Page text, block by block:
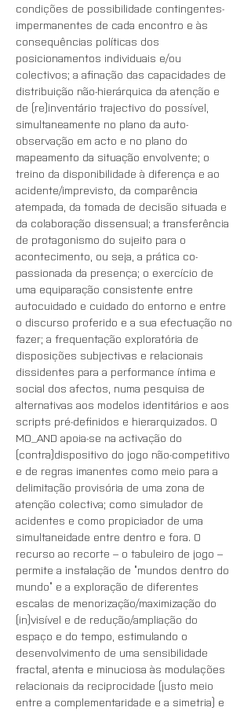
condições de possibilidade contingentes-
impermanentes de cada encontro e às
consequências políticas dos
posicionamentos individuais e/ou
colectivos; a afinação das capacidades de
distribuição não-hierárquica da atenção e
de (re)inventário trajectivo do possível,
simultaneamente no plano da auto-
observação em acto e no plano do
mapeamento da situação envolvente; o
treino da disponibilidade à diferença e ao
acidente/imprevisto, da comparência
atempada, da tomada de decisão situada e
da colaboração dissensual; a transferência
de protagonismo do sujeito para o
acontecimento, ou seja, a prática co-
passionada da presença; o exercício de
uma equiparação consistente entre
autocuidado e cuidado do entorno e entre
o discurso proferido e a sua efectuação no
fazer; a frequentação exploratória de
disposições subjectivas e relacionais
dissidentes para a performance íntima e
social dos afectos, numa pesquisa de
alternativas aos modelos identitários e aos
scripts pré-definidos e hierarquizados. O
MO_AND apoia-se na activação do
(contra)dispositivo do jogo não-competitivo
e de regras imanentes como meio para a
delimitação provisória de uma zona de
atenção colectiva; como simulador de
acidentes e como propiciador de uma
simultaneidade entre dentro e fora. O
recurso ao recorte – o tabuleiro de jogo –
permite a instalação de “mundos dentro do
mundo” e a exploração de diferentes
escalas de menorização/maximização do
(in)visível e de redução/ampliação do
espaço e do tempo, estimulando o
desenvolvimento de uma sensibilidade
fractal, atenta e minuciosa às modulações
relacionais da reciprocidade (justo meio
entre a complementaridade e a simetria) e